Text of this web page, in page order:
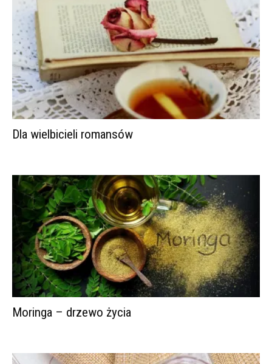
Dla wielbicieli romansów
Moringa – drzewo życia